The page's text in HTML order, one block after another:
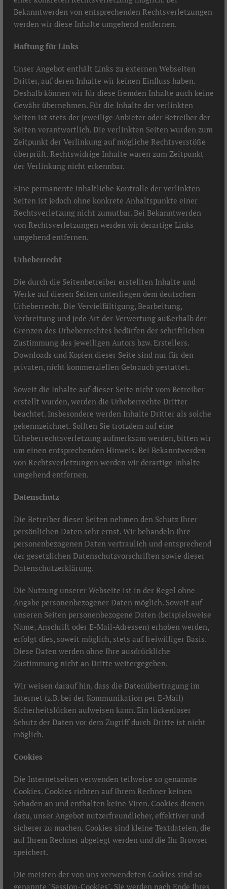
Bekanntwerden von entsprechenden Rechtsverletzungen
werden wir diese Inhalte umgehend entfernen.
Haftung für Links
Unser Angebot enthält Links zu externen Webseiten
Dritter, auf deren Inhalte wir keinen Einfluss haben.
Deshalb können wir für diese fremden Inhalte auch keine
Gewähr übernehmen. Für die Inhalte der verlinkten
Seiten ist stets der jeweilige Anbieter oder Betreiber der
Seiten verantwortlich. Die verlinkten Seiten wurden zum
Zeitpunkt der Verlinkung auf mögliche Rechtsverstöße
überprüft. Rechtswidrige Inhalte waren zum Zeitpunkt
der Verlinkung nicht erkennbar.
Eine permanente inhaltliche Kontrolle der verlinkten
Seiten ist jedoch ohne konkrete Anhaltspunkte einer
Rechtsverletzung nicht zumutbar. Bei Bekanntwerden
von Rechtsverletzungen werden wir derartige Links
umgehend entfernen.
Urheberrecht
Die durch die Seitenbetreiber erstellten Inhalte und
Werke auf diesen Seiten unterliegen dem deutschen
Urheberrecht. Die Vervielfältigung, Bearbeitung,
Verbreitung und jede Art der Verwertung außerhalb der
Grenzen des Urheberrechtes bedürfen der schriftlichen
Zustimmung des jeweiligen Autors bzw. Erstellers.
Downloads und Kopien dieser Seite sind nur für den
privaten, nicht kommerziellen Gebrauch gestattet.
Soweit die Inhalte auf dieser Seite nicht vom Betreiber
erstellt wurden, werden die Urheberrechte Dritter
beachtet. Insbesondere werden Inhalte Dritter als solche
gekennzeichnet. Sollten Sie trotzdem auf eine
Urheberrechtsverletzung aufmerksam werden, bitten wir
um einen entsprechenden Hinweis. Bei Bekanntwerden
von Rechtsverletzungen werden wir derartige Inhalte
umgehend entfernen.
Datenschutz
Die Betreiber dieser Seiten nehmen den Schutz Ihrer
persönlichen Daten sehr ernst. Wir behandeln Ihre
personenbezogenen Daten vertraulich und entsprechend
der gesetzlichen Datenschutzvorschriften sowie dieser
Datenschutzerklärung.
Die Nutzung unserer Webseite ist in der Regel ohne
Angabe personenbezogener Daten möglich. Soweit auf
unseren Seiten personenbezogene Daten (beispielsweise
Name, Anschrift oder E-Mail-Adressen) erhoben werden,
erfolgt dies, soweit möglich, stets auf freiwilliger Basis.
Diese Daten werden ohne Ihre ausdrückliche
Zustimmung nicht an Dritte weitergegeben.
Wir weisen darauf hin, dass die Datenübertragung im
Internet (z.B. bei der Kommunikation per E-Mail)
Sicherheitslücken aufweisen kann. Ein lückenloser
Schutz der Daten vor dem Zugriff durch Dritte ist nicht
möglich.
Cookies
Die Internetseiten verwenden teilweise so genannte
Cookies. Cookies richten auf Ihrem Rechner keinen
Schaden an und enthalten keine Viren. Cookies dienen
dazu, unser Angebot nutzerfreundlicher, effektiver und
sicherer zu machen. Cookies sind kleine Textdateien, die
auf Ihrem Rechner abgelegt werden und die Ihr Browser
speichert.
Die meisten der von uns verwendeten Cookies sind so
genannte "Session-Cookies". Sie werden nach Ende Ihres